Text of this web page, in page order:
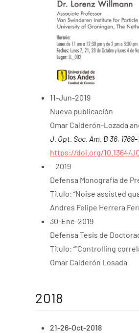
11-Jun-2019
Nueva publicación
Omar Calderón-Lozada
J. Opt. Soc. Am. B 36, 1769-
https://doi.org/10.1364/
--2019
Defensa Monografía de
Título: “Noise assisted
Andres Felipe Herrera
30-Ene-2019
Defensa Tesis de
Título: “"Controlling
Omar Calderón Losada
2018
21-26-Oct-2018